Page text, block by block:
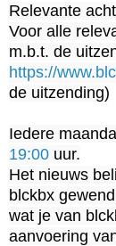
Relevante
Voor alle
m.b.t. de
https://
de uitzending)
Iedere
19:00 uur.
Het nieuws
blckbx
wat je van
aanvoering